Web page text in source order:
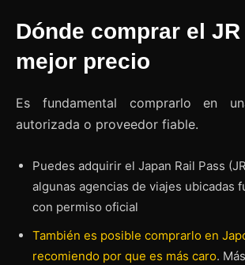
Dónde comprar el JR
mejor precio
Es fundamental comprarlo en
autorizada o proveedor fiable.
Puedes adquirir el Japan Rail Pass
algunas agencias de viajes ubicadas
con permiso oficial
También es posible comprarlo en
recomiendo por que es más caro.